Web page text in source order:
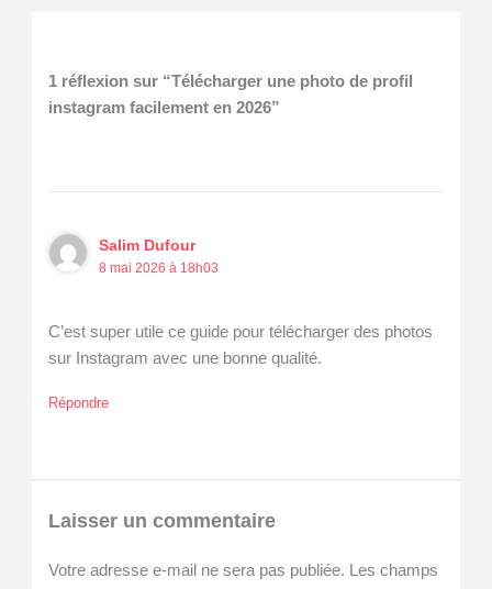
1 réflexion sur “Télécharger une photo de profil
instagram facilement en 2026”
Salim Dufour
8 mai 2026 à 18h03
C’est super utile ce guide pour télécharger des photos
sur Instagram avec une bonne qualité.
Répondre
Laisser un commentaire
Votre adresse e-mail ne sera pas publiée. Les champs